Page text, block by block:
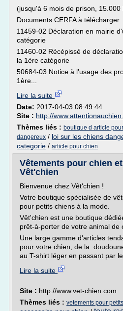
(jusqu'à 6 mois de prison, 15.000
Documents CERFA à télécharger
11459-02 Déclaration en mairie
catégorie
11460-02 Récépissé de
la 1ère catégorie
50684-03 Notice à l'usage des
1ère...
Lire la suite
Date: 2017-04-03 08:49:44
Site : http://
Thèmes liés : boutique d article
dangereux / loi sur les chiens
categorie / article pour chien
Vêtements pour chien
Vêt'chien
Bienvenue chez Vêt'chien !
Votre boutique spécialisée de
pour petits chiens à la mode.
Vêt'chien est une boutique
prêt-à-porter de votre animal de
Une large gamme d'articles
pour votre chien, de la
au T-shirt léger en passant par
Lire la suite
Site : http://www.vet-chien.com
Thèmes liés : vetements pour